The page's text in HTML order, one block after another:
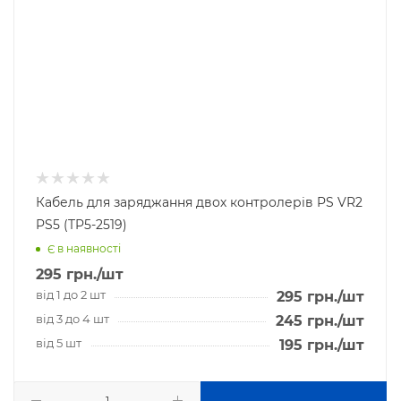
Кабель для заряджання двох контролерів PS VR2
PS5 (TP5-2519)
Є в наявності
295 грн./шт
від 1 до 2 шт 295 грн./шт
від 3 до 4 шт 245 грн./шт
від 5 шт 195 грн./шт